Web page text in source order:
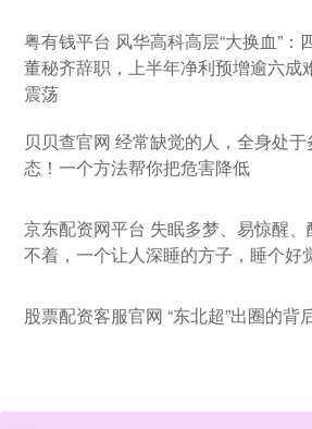
粤有钱平台 风华高科高层“大换血”：
董秘齐辞职，上半年净利预增逾六成
震荡
贝贝查官网 经常缺觉的人，全身处于
态！一个方法帮你把危害降低
京东配资网平台 失眠多梦、易惊醒、
不着，一个让人深睡的方子，睡个好
股票配资客服官网 “东北超”出圈的背